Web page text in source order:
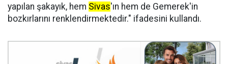
yapılan şakayık, hem Sivas'ın hem de Gemerek'in
bozkırlarını renklendirmektedir." ifadesini kullandı.